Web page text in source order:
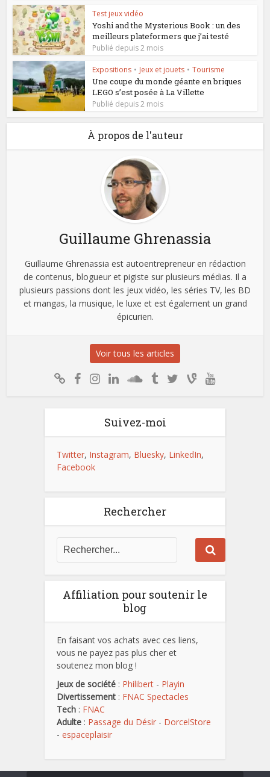
Test jeux vidéo
Yoshi and the Mysterious Book : un des
meilleurs plateformers que j’ai testé
Publié depuis 2 mois
Expositions • Jeux et jouets • Tourisme
Une coupe du monde géante en briques
LEGO s’est posée à La Villette
Publié depuis 2 mois
À propos de l'auteur
Guillaume Ghrenassia
Guillaume Ghrenassia est autoentrepreneur en rédaction
de contenus, blogueur et pigiste sur plusieurs médias. Il a
plusieurs passions dont les jeux vidéo, les séries TV, les BD
et mangas, la musique, le luxe et est également un grand
épicurien.
Voir tous les articles
Suivez-moi
Twitter, Instagram, Bluesky, LinkedIn,
Facebook
Rechercher
Affiliation pour soutenir le
blog
En faisant vos achats avec ces liens,
vous ne payez pas plus cher et
soutenez mon blog !
Jeux de société : Philibert - Playin
Divertissement : FNAC Spectacles
Tech : FNAC
Adulte : Passage du Désir - DorcelStore
- espaceplaisir